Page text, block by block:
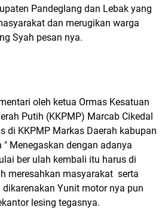
Pandeglang dan Lebak yang
dan merugikan warga
Syah pesan nya.
oleh ketua Ormas Kesatuan
Putih (KKPMP) Marcab Cikedal
di KKPMP Markas Daerah kabupan
" Menegaskan dengan adanya
ber ulah kembali itu harus di
meresahkan masyarakat serta
Yunit motor nya pun
lesing tegasnya.